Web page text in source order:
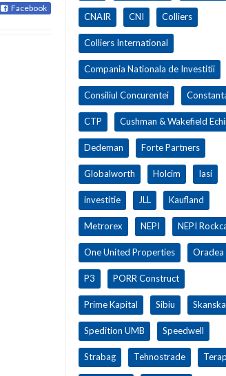
Facebook
CNAIR CNI Colliers
Colliers International
Compania Nationala de Investitii
Consiliul Concurentei
CTP Cushman & Wakefield
Dedeman Forte Partners
Globalworth Holcim Iasi
investitie JLL Kaufland
Metrorex NEPI NEPI
One United Properties Oradea
P3 PORR Construct
Prime Kapital Sibiu Skanska
Spedition UMB Speedwell
Strabag Tehnostrade